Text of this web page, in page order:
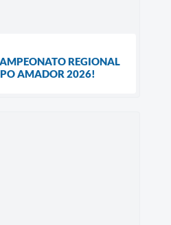
REGIONAL
AMADOR 2026!